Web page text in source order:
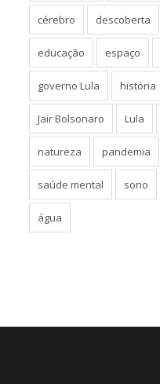
cérebro descoberta
educação espaço
governo Lula história
Jair Bolsonaro Lula
natureza pandemia
saúde mental sono
água